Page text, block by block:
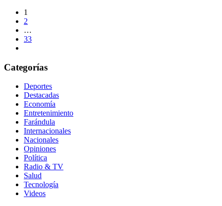
1
2
…
33
Categorías
Deportes
Destacadas
Economía
Entretenimiento
Farándula
Internacionales
Nacionales
Opiniones
Política
Radio & TV
Salud
Tecnología
Videos